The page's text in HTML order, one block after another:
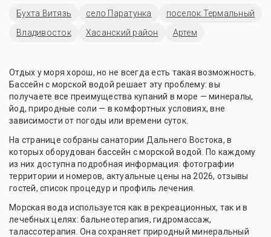
Бухта Витязь село Паратунка
поселок Термальный
Владивосток
Хасанский район Артем
Отдых у моря хорош, но не всегда есть такая возможность.
Бассейн с морской водой решает эту проблему: вы
получаете все преимущества купаний в море — минералы,
йод, природные соли — в комфортных условиях, вне
зависимости от погоды или времени суток.
На странице собраны санатории Дальнего Востока, в
которых оборудован бассейн с морской водой. По каждому
из них доступна подробная информация: фотографии
территории и номеров, актуальные цены на 2026, отзывы
гостей, список процедур и профиль лечения.
Морская вода используется как в рекреационных, так и в
лечебных целях: бальнеотерапия, гидромассаж,
талассотерапия. Она сохраняет природный минеральный